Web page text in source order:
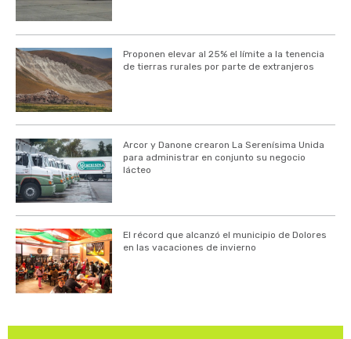
Proponen elevar al 25% el límite a la tenencia
de tierras rurales por parte de extranjeros
Arcor y Danone crearon La Serenísima Unida
para administrar en conjunto su negocio
lácteo
El récord que alcanzó el municipio de Dolores
en las vacaciones de invierno